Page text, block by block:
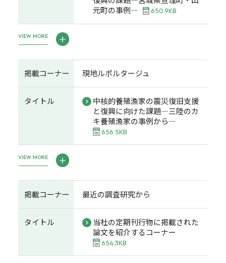
元町の事例―
650.9KB
VIEW MORE
掲載コーナー 現地ルポルタージュ
タイトル
中核的養殖漁家の震災復旧支援
と復興に向けた課題―三陸のカ
キ養殖漁家の事例から―
656.5KB
VIEW MORE
掲載コーナー 最近の調査研究から
タイトル
当社の定期刊行物に掲載された
論文を紹介するコーナー
654.3KB